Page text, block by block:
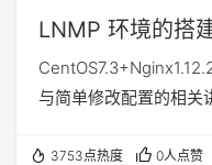
LNMP 环境的搭
与简单修改配置的相关
3753点热度 0人点赞